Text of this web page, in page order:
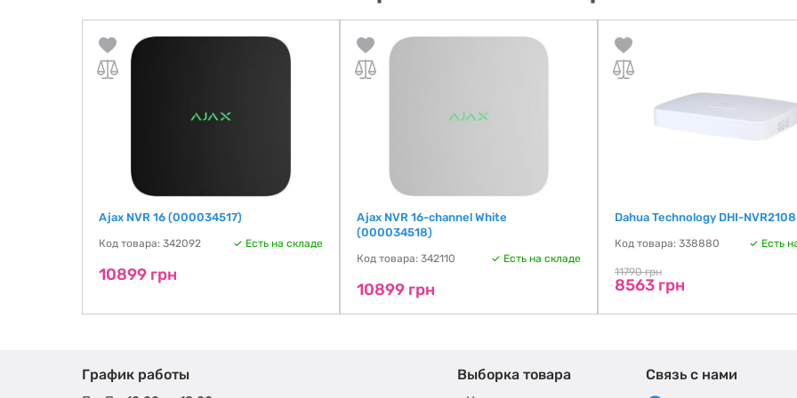
Ajax NVR 16 (000034517)
Код товара: 342092 Есть на складе
10899 грн
Ajax NVR 16-channel White
(000034518)
Код товара: 342110 Есть на складе
10899 грн
Dahua Technology DHI-
Код товара: 338880 Есть
11790 грн
8563 грн
График работы Выборка товара Связь с нами